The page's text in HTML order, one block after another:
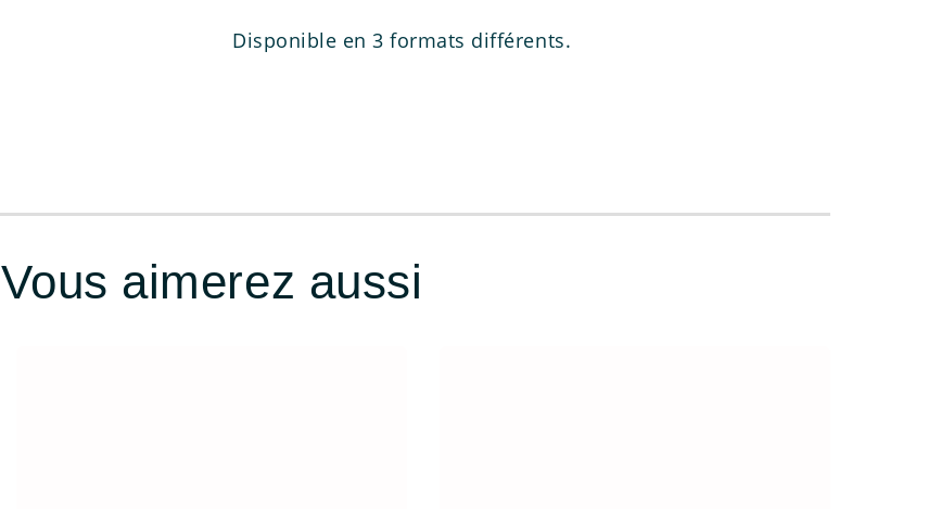
Disponible en 3 formats différents.
Vous aimerez aussi